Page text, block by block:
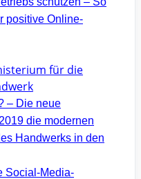
positive Online-
für die
– Die neue
die modernen
Handwerks in den
Social-Media-